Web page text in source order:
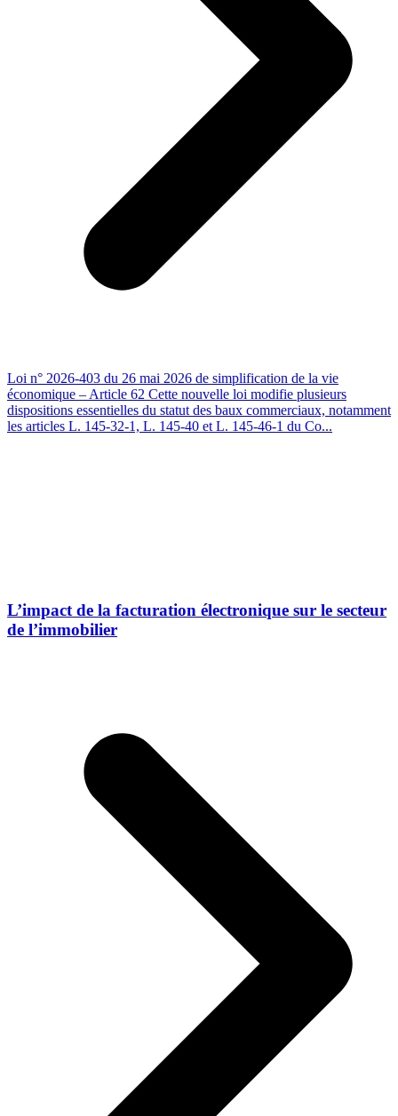
Loi n° 2026-403 du 26 mai 2026 de simplification de la vie
économique – Article 62 Cette nouvelle loi modifie plusieurs
dispositions essentielles du statut des baux commerciaux, notamment
les articles L. 145-32-1, L. 145-40 et L. 145-46-1 du Co...
L’impact de la facturation électronique sur le secteur
de l’immobilier